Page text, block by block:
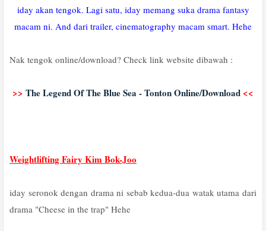
iday akan tengok. Lagi satu, iday memang suka drama fantasy
macam ni. And dari trailer, cinematography macam smart. Hehe
Nak tengok online/download? Check link website dibawah :
>> The Legend Of The Blue Sea - Tonton Online/Download <<
Weightlifting Fairy Kim Bok-Joo
iday seronok dengan drama ni sebab kedua-dua watak utama dari
drama "Cheese in the trap" Hehe